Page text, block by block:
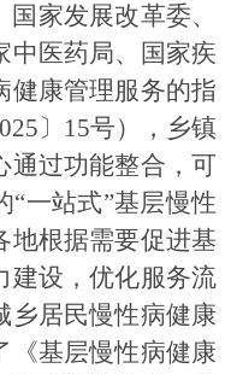
家发展改革委、
中医药局、国家疾
健康管理服务的指
〕 15号）
，乡镇
通过功能整合，可
“一站式”基层慢性
地根据需要促进基
建设 ，优化服务流
乡居民慢性病健康
《基层慢性病健康